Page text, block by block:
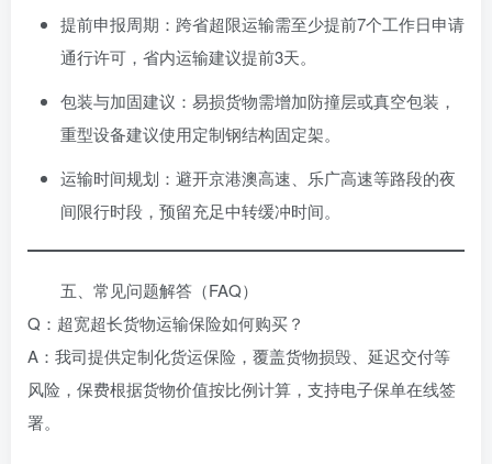
提前申报周期：跨省超限运输需至少提前7个工作日申请
通行许可，省内运输建议提前3天。
包装与加固建议：易损货物需增加防撞层或真空包装，
重型设备建议使用定制钢结构固定架。
运输时间规划：避开京港澳高速、乐广高速等路段的夜
间限行时段，预留充足中转缓冲时间。
五、常见问题解答（FAQ）
Q：超宽超长货物运输保险如何购买？
A：我司提供定制化货运保险，覆盖货物损毁、延迟交付等
风险，保费根据货物价值按比例计算，支持电子保单在线签
署。